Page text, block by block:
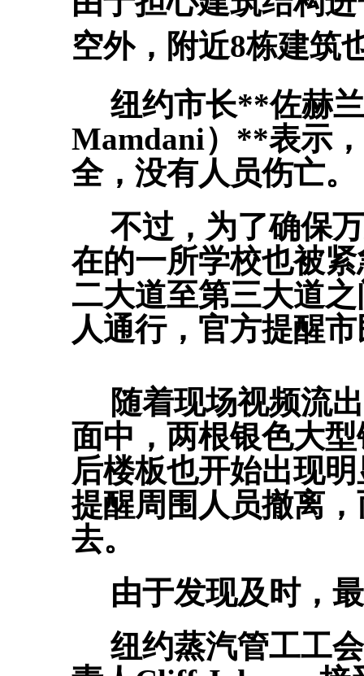
空外，附近8栋建筑
纽约市长**佐赫
Mamdani）**表示
全，没有人员伤亡。
不过，为了确保
在的一所学校也被
二大道至第三大道
人通行，官方提醒
随着现场视频流
面中，两根银色大
后楼板也开始出现
提醒周围人员撤离
去。
由于发现及时，
纽约蒸汽管工工